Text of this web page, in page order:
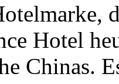
Hotel
Chinas.